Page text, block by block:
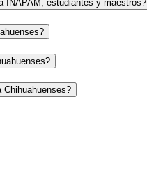
INAPAM, estudiantes y maestros?